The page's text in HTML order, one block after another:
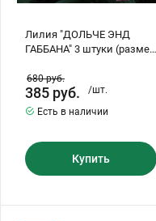
Лилия "ДОЛЬЧЕ ЭНД
ГАББАНА" 3 штуки (размер
680руб.
385 руб.
/шт.
Есть в наличии
Купить